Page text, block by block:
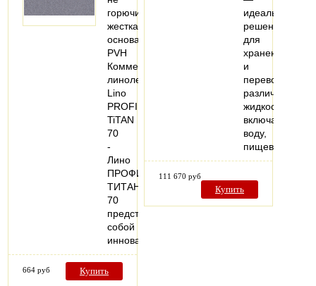
горючий,
жесткая
основа
PVH
Коммерческий
линолеум
Lino
PROFI
TiTAN
70
-
Лино
ПРОФИ
ТИТАН
70
представляет
собой
инновационное…
664 руб Купить
идеальное
решение
для
хранения
и
перевозки
различных
жидкостей,
включая
воду,
пищевые…
111 670 руб
Купить